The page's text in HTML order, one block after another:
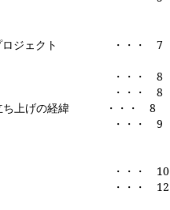
こプロジェクト ・・・ 7
いて ・・・ 8
状況 ・・・ 8
立ち上げの経緯 ・・・ 8
動 ・・・ 9
活動 ・・・ 10
加 ・・・ 12